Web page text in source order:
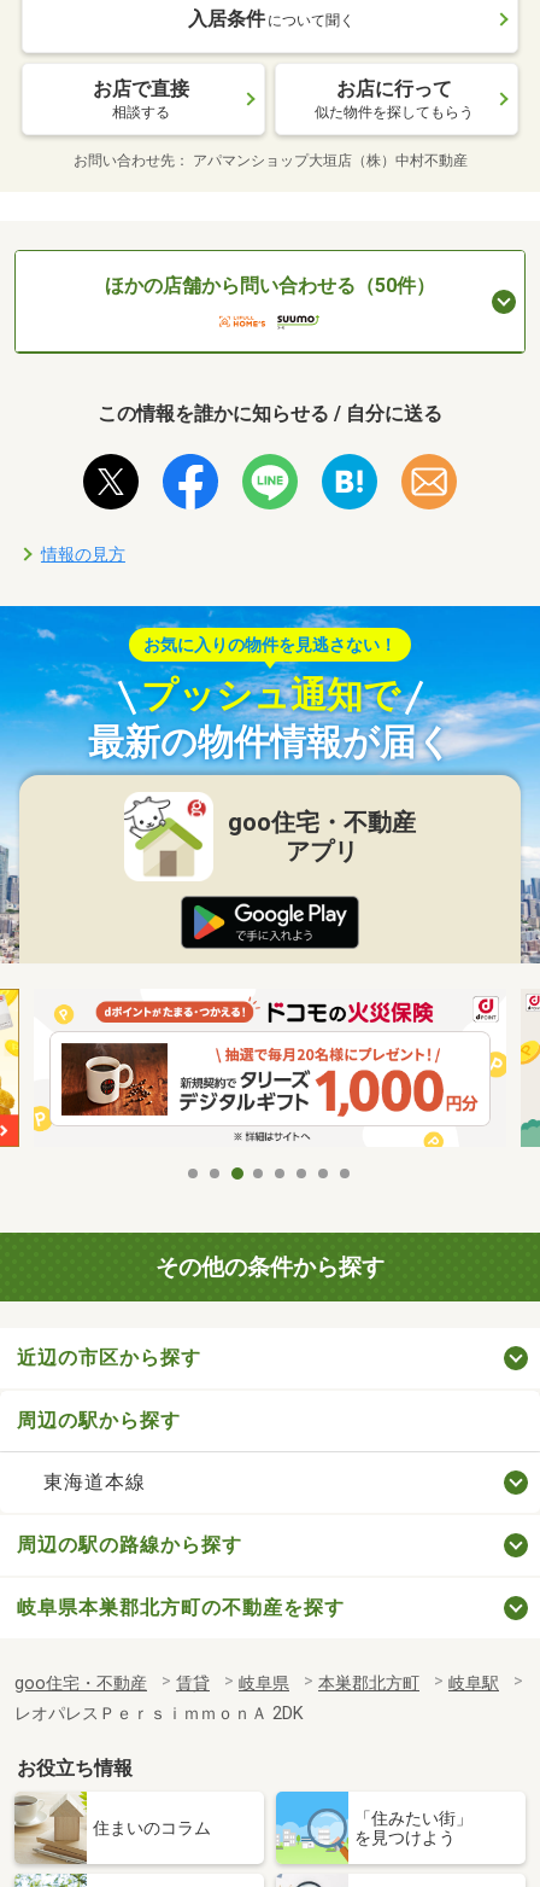
入居条件 について聞く
お店で直接
相談する
お店に行って
似た物件を探してもらう
お問い合わせ先 アパマンショップ大垣店（株）中村不動産
ほかの店舗から問い合わせる（50件）
この情報を誰かに知らせる / 自分に送る
情報の見方
お気に入りの物件を見逃さない！
プッシュ通知で
最新の物件情報が届く
goo住宅・不動産
アプリ
その他の条件から探す
近辺の市区から探す
周辺の駅から探す
東海道本線
周辺の駅の路線から探す
岐阜県本巣郡北方町の不動産を探す
goo住宅・不動産 賃貸 岐阜県 本巣郡北方町
岐阜駅
レオパレスＰｅｒｓｉｍｍｏｎＡ 2DK
お役立ち情報
住まいのコラム
「住みたい街」
を見つけよう